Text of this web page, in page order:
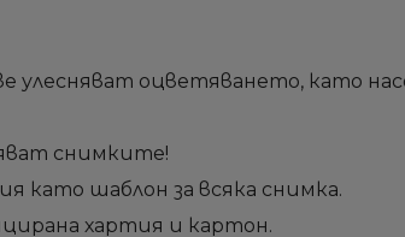
улесняват оцветяването, като
снимките!
като шаблон за всяка снимка.
хартия и картон.